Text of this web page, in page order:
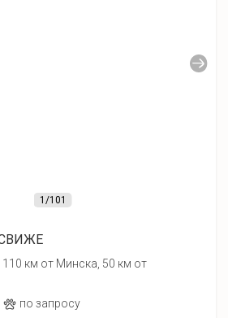
1 /101
км от Минска, 50 км от
по запросу